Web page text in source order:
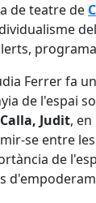
de teatre de
Ferrer fa
de l'espai
Judit,
se entre
de